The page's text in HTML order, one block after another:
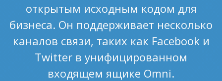
открытым исходным кодом для
бизнеса. Он поддерживает несколько
каналов связи, таких как Facebook и
Twitter в унифицированном
входящем ящике Omni.